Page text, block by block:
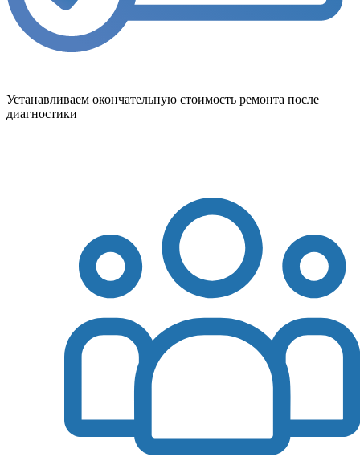
Устанавливаем окончательную стоимость ремонта после
диагностики